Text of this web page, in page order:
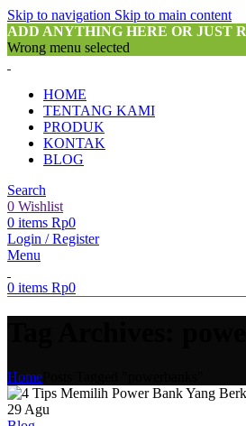
Skip to navigation Skip to main content
ADD ANYTHING HERE OR JUST
Wrong menu selected
HOME
TENTANG KAMI
PRODUK
KONTAK
BLOG
Search
0 Wishlist
0 items Rp0
Login / Register
Menu
0 items Rp0
Home
29 Agu